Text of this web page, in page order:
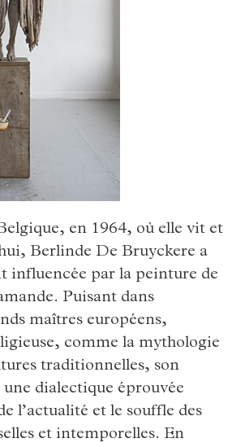
en 1964, où elle vit et
Berlinde De Bruyckere a
influencée par la peinture de
Puisant dans
maîtres européens,
comme la mythologie
traditionnelles, son
dialectique éprouvée
l’actualité et le souffle des
et intemporelles. En